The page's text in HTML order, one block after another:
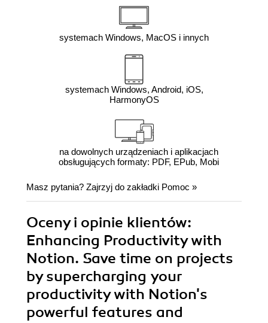
systemach Windows, MacOS i innych
systemach Windows, Android, iOS,
HarmonyOS
na dowolnych urządzeniach i aplikacjach
obsługujących formaty: PDF, EPub, Mobi
Masz pytania? Zajrzyj do zakładki Pomoc »
Oceny i opinie klientów:
Enhancing Productivity with
Notion. Save time on projects
by supercharging your
productivity with Notion's
powerful features and